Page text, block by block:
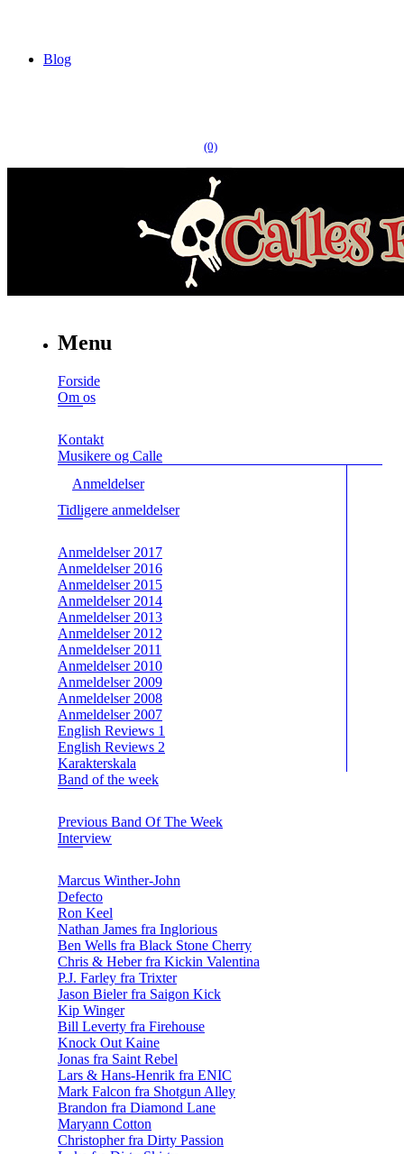
Blog
(0)
Menu
Forside
Om os
Kontakt
Musikere og Calle
Anmeldelser
Tidligere anmeldelser
Anmeldelser 2017
Anmeldelser 2016
Anmeldelser 2015
Anmeldelser 2014
Anmeldelser 2013
Anmeldelser 2012
Anmeldelser 2011
Anmeldelser 2010
Anmeldelser 2009
Anmeldelser 2008
Anmeldelser 2007
English Reviews 1
English Reviews 2
Karakterskala
Band of the week
Previous Band Of The Week
Interview
Marcus Winther-John
Defecto
Ron Keel
Nathan James fra Inglorious
Ben Wells fra Black Stone Cherry
Chris & Heber fra Kickin Valentina
P.J. Farley fra Trixter
Jason Bieler fra Saigon Kick
Kip Winger
Bill Leverty fra Firehouse
Knock Out Kaine
Jonas fra Saint Rebel
Lars & Hans-Henrik fra ENIC
Mark Falcon fra Shotgun Alley
Brandon fra Diamond Lane
Maryann Cotton
Christopher fra Dirty Passion